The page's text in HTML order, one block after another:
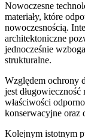
Nowoczesne
materiały, które
nowoczesnością.
architektoniczne
jednocześnie
strukturalne.
Względem ochrony
jest długowieczność
właściwości
konserwacyjne oraz
Kolejnym istotnym